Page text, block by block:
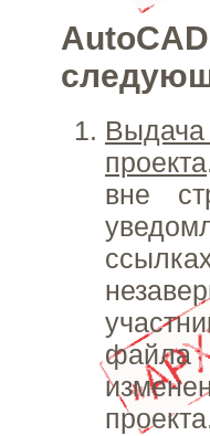
проекта
вне